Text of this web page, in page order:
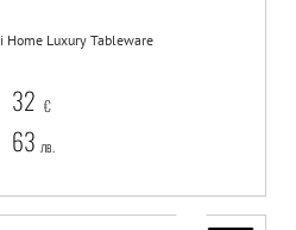
Home Luxury Tableware
32 €
63 лв.